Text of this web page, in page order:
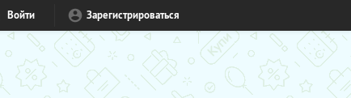
Войти Зарегистрироваться